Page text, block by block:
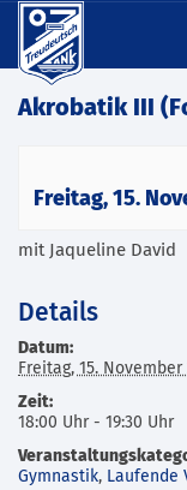
Akrobatik III
Freitag, 15.
mit Jaqueline David
Details
Datum:
Freitag, 15. November
Zeit:
18:00 Uhr - 19:30 Uhr
Gymnastik, Laufende